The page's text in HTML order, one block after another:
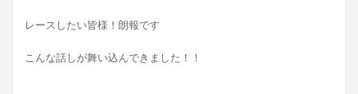
レースしたい皆様！朗報です
こんな話しが舞い込んできました！！